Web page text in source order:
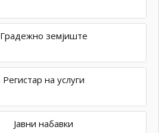
Градежно земјиште
Регистар на услуги
Јавни набавки